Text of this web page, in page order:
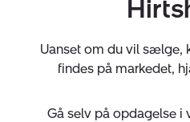
Uanset om du vil sælge,
findes på markedet,
Gå selv på opdagelse i